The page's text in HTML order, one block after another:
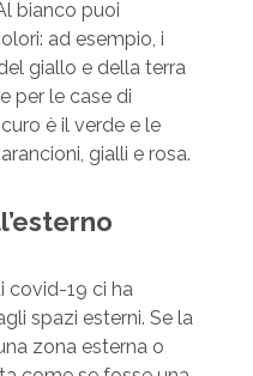
bianco puoi
ad esempio, i
giallo e della terra
per le case di
è il verde e le
gialli e rosa.
covid-19 ci ha
spazi esterni. Se la
zona esterna o